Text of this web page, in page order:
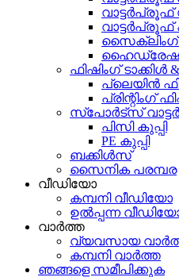
വാട്ടർപ്രൂഫ്
ഫിഷിംഗ്
പ്ലെയിൻ
പ്രിന്റിംഗ്
സ്പോർട്സ്
പിസി കുപ്പി
PE കുപ്പി
ബക്കിൾസ്
സൈനിക പരമ്പര
വീഡിയോ
കമ്പനി വീഡിയോ
ഉൽപ്പന്ന
വാർത്ത
വ്യവസായ
കമ്പനി വാർത്ത
ഞങ്ങളെ സമീപിക്കുക